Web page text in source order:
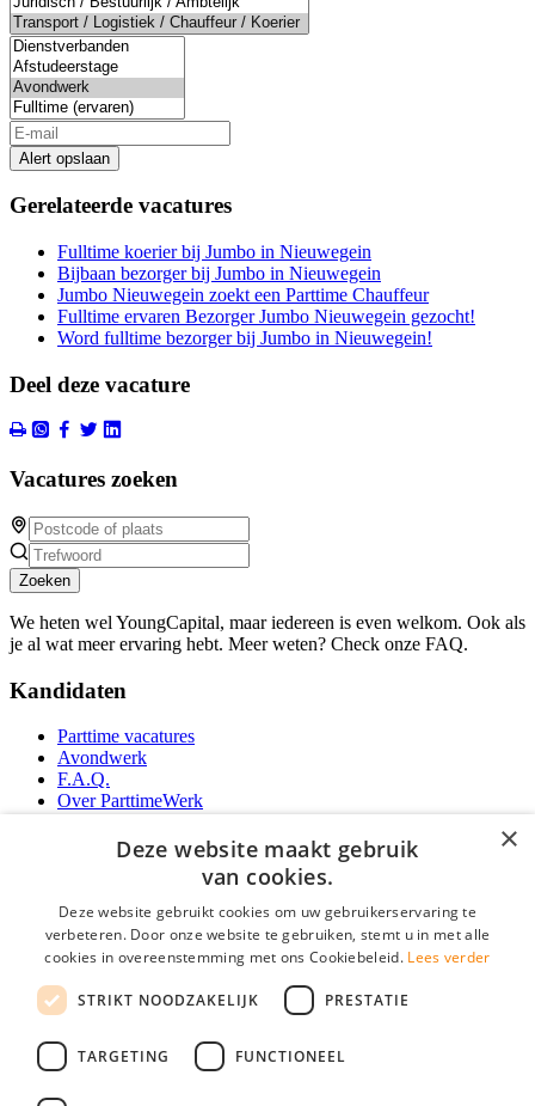
Alert opslaan
Gerelateerde vacatures
Fulltime koerier bij Jumbo in Nieuwegein
Bijbaan bezorger bij Jumbo in Nieuwegein
Jumbo Nieuwegein zoekt een Parttime Chauffeur
Fulltime ervaren Bezorger Jumbo Nieuwegein gezocht!
Word fulltime bezorger bij Jumbo in Nieuwegein!
Deel deze vacature
Vacatures zoeken
Zoeken
We heten wel YoungCapital, maar iedereen is even welkom. Ook als
je al wat meer ervaring hebt. Meer weten? Check onze FAQ.
Kandidaten
Parttime vacatures
Avondwerk
F.A.Q.
Over ParttimeWerk
YoungCapital Android App
Parttime personeel
Vacature aanmelden
Partners
Social
×
Deze website maakt gebruik
van cookies.
Deze website gebruikt cookies om uw gebruikerservaring te
verbeteren. Door onze website te gebruiken, stemt u in met alle
cookies in overeenstemming met ons Cookiebeleid. Lees verder
STRIKT NOODZAKELIJK PRESTATIE
TARGETING FUNCTIONEEL